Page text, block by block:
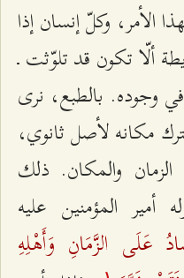
الأمر، وكلّ إنسان إذا
ألّا تكون قد تلوّثت ـ
وجوده. بالطبع، نرى
مكانه لأصل ثانوي،
والمكان. ذلك
أمير المؤمنين عليه
عَلَى الزَّمَانِ وَأَهْلِهِ